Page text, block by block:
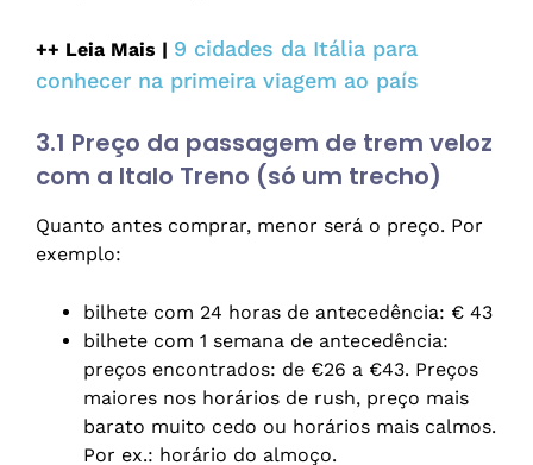
++ Leia Mais | 9 cidades da Itália para
conhecer na primeira viagem ao país
3.1 Preço da passagem de trem veloz
com a Italo Treno (só um trecho)
Quanto antes comprar, menor será o preço. Por
exemplo:
bilhete com 24 horas de antecedência: € 43
bilhete com 1 semana de antecedência:
preços encontrados: de €26 a €43. Preços
maiores nos horários de rush, preço mais
barato muito cedo ou horários mais calmos.
Por ex.: horário do almoço.